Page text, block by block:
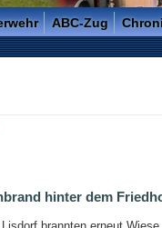
ABC-Zug
hinter dem
brannten erneut